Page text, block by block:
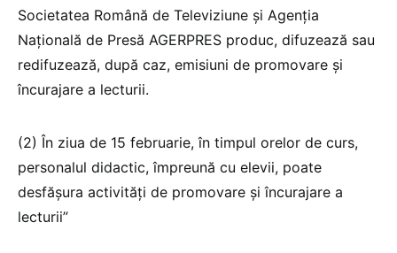
Societatea Română de Televiziune și Agenția
Națională de Presă AGERPRES produc, difuzează sau
redifuzează, după caz, emisiuni de promovare și
încurajare a lecturii.
(2) În ziua de 15 februarie, în timpul orelor de curs,
personalul didactic, împreună cu elevii, poate
desfășura activități de promovare și încurajare a
lecturii”